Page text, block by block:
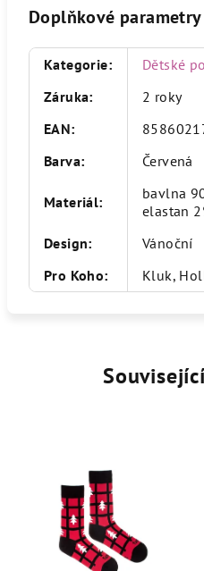
Doplňkové parametry
Kategorie:
Dětské
Záruka:
2 roky
EAN:
Barva: Červená
Materiál:
bavlna
elastan
Design:
Vánoční
Pro Koho: Kluk,